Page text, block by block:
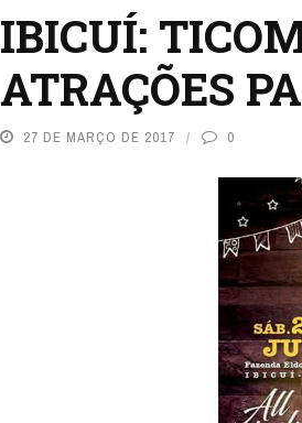
IBICUÍ:
ATRAÇÕES
27 DE MARÇO DE 2017 0